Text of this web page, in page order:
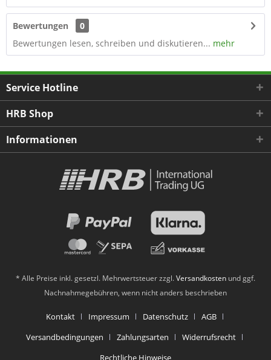
Bewertungen
0
Bewertungen lesen, schreiben und diskutieren... mehr
Service Hotline
HRB Shop
Informationen
* Alle Preise inkl. gesetzl. Mehrwertsteuer zzgl.Versandkosten und ggf.
Nachnahmegebühren, wenn nicht anders beschrieben
Kontakt Impressum Datenschutz
AGB
Versandbedingungen
Zahlungsarten
Widerrufsrecht
Rechtliche Hinweise